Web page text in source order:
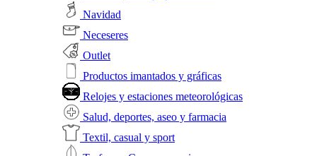
Navidad
Neceseres
Outlet
Productos imantados y gráficas
Relojes y estaciones meteorológicas
Salud, deportes, aseo y farmacia
Textil, casual y sport